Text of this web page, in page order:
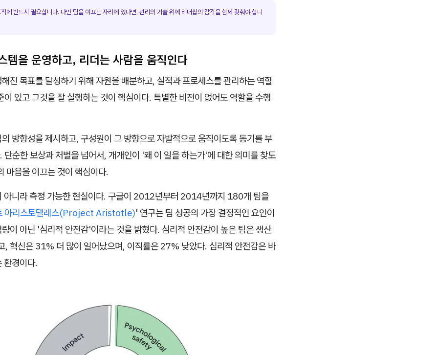
에 반드시 필요합니다. 다만 팀을 이끄는 자리에 있다면, 관리의 기술 위에 리더십의 감각을 함께 갖춰야 합니
템을 운영하고, 리더는 사람을 움직인다
진 목표를 달성하기 위해 자원을 배분하고, 실적과 프로세스를 관리하는 역할
이 있고 그것을 잘 실행하는 것이 핵심이다. 특별한 비전이 없어도 역할을 수행
방향성을 제시하고, 구성원이 그 방향으로 자발적으로 움직이도록 동기를 부
단순한 보상과 처벌을 넘어서, 개개인이 '왜 이 일을 하는가'에 대한 의미를 찾도
마음을 이끄는 것이 핵심이다.
아니라 측정 가능한 현실이다. 구글이 2012년부터 2014년까지 180개 팀을
아리스토텔레스(Project Aristotle)' 연구는 팀 성공의 가장 결정적인 요인이
이 아닌 '심리적 안전감'이라는 것을 밝혔다. 심리적 안전감이 높은 팀은 생산
, 혁신은 31% 더 많이 일어났으며, 이직률은 27% 낮았다. 심리적 안전감은 바
환경이다.